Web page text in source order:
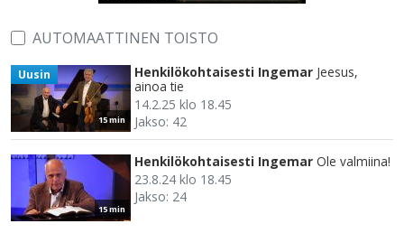
AUTOMAATTINEN TOISTO
15 min
Uusin Henkilökohtaisesti Ingemar Jeesus,
ainoa tie
14.2.25 klo 18.45
Jakso: 42
15 min
Henkilökohtaisesti Ingemar Ole valmiina!
23.8.24 klo 18.45
Jakso: 24